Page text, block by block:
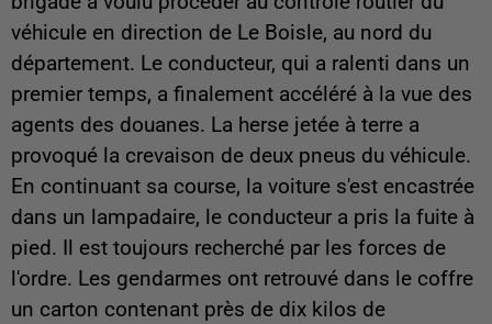
véhicule en direction de Le Boisle, au nord du
département. Le conducteur, qui a ralenti dans un
premier temps, a finalement accéléré à la vue des
agents des douanes. La herse jetée à terre a
provoqué la crevaison de deux pneus du véhicule.
En continuant sa course, la voiture s'est encastrée
dans un lampadaire, le conducteur a pris la fuite à
pied. Il est toujours recherché par les forces de
l'ordre. Les gendarmes ont retrouvé dans le coffre
un carton contenant près de dix kilos de